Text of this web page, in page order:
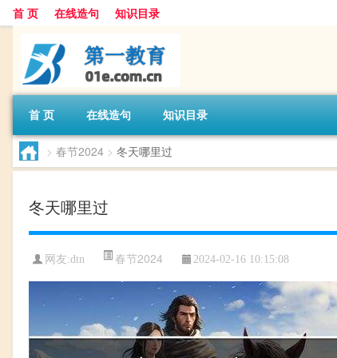
首 页 在线造句 知识目录
首 页 在线造句 知识目录
> 春节2024 > 冬天哪里过
冬天哪里过
网友:dtn 春节2024 2024-02-16 10:15:08